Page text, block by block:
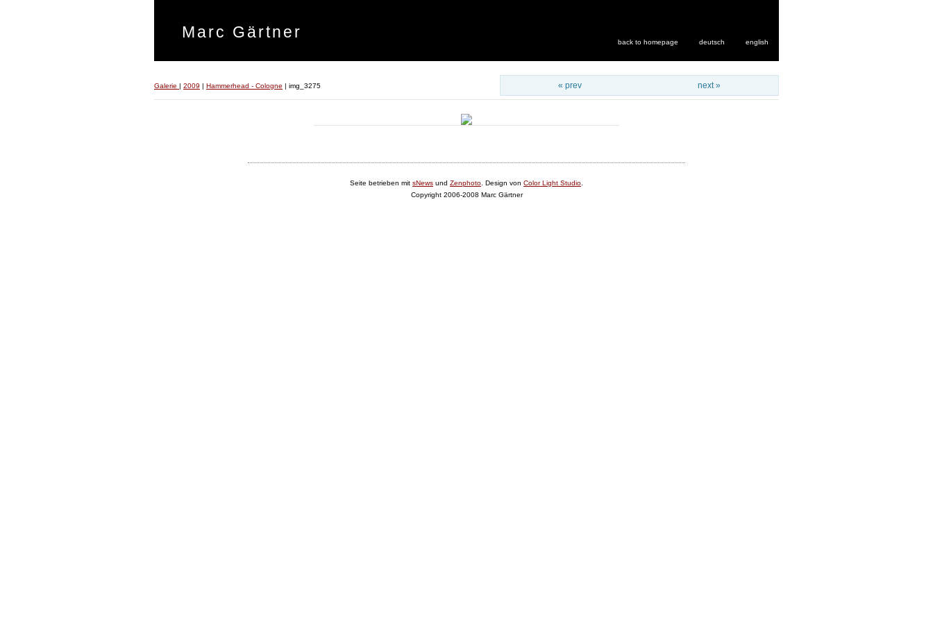
Marc Gärtner
back to homepage deutsch english
« prev next »
Galerie | 2009 | Hammerhead - Cologne | img_3275
Seite betrieben mit sNews und Zenphoto . Design von Color Light Studio
Copyright 2006-2008 Marc Gärtner